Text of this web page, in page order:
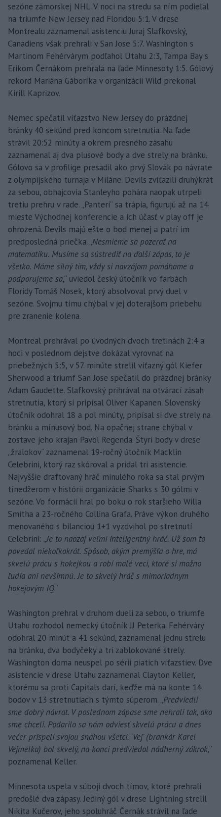
sezóne zámorskej NHL. V noci na stredu sa ním podieľal
na triumfe New Jersey nad Floridou 5:1. V drese
Montrealu zaznamenal asistenciu Juraj Slafkovský,
Canadiens však prehrali v San Jose 5:7. Washington s
Martinom Fehérvárym podľahol Utahu 2:3, Tampa Bay s
Erikom Černákom prehrala na ľade Minnesoty 1:5. Gólový
rekord Mariána Gáboríka v organizácii Wild prekonal
Kirill Kaprizov.
Nemec spečatil víťazstvo New Jersey do prázdnej
bránky 40 sekúnd pred koncom stretnutia. Na ľade
strávil 20:52 minúty a okrem presného zásahu
zaznamenal aj dva plusové body a dve strely na bránku.
Gólovo sa v profilige presadil ako prvý Slovák po návrate
z olympijského turnaja v Miláne. Devils zvíťazili druhýkrát
za sebou, obhajcovia Stanleyho pohára naopak utrpeli
tretiu prehru v rade. „Panteri“ sa trápia, figurujú až na 14.
mieste Východnej konferencie a ich účasť v play off je
ohrozená. Devils majú ešte o bod menej a patrí im
predposledná priečka. „Nesmieme sa pozerať na
matematiku. Musíme sa sústrediť na ďalší zápas, to je
všetko. Máme silný tím, vždy si navzájom pomáhame a
podporujeme sa,“ uviedol český útočník vo farbách
Floridy Tomáš Nosek, ktorý absolvoval prvý duel v
sezóne. Svojmu tímu chýbal v jej doterajšom priebehu
pre zranenie kolena.
Montreal prehrával po úvodných dvoch tretinách 2:4 a
hoci v poslednom dejstve dokázal vyrovnať na
priebežných 5:5, v 57. minúte strelil víťazný gól Kiefer
Sherwood a triumf San Jose spečatil do prázdnej bránky
Adam Gaudette. Slafkovský prihrával na otvárací zásah
stretnutia, ktorý si pripísal Oliver Kapanen. Slovenský
útočník odohral 18 a pol minúty, pripísal si dve strely na
bránku a mínusový bod. Na opačnej strane chýbal v
zostave jeho krajan Pavol Regenda. Štyri body v drese
„žralokov“ zaznamenal 19-ročný útočník Macklin
Celebrini, ktorý raz skóroval a pridal tri asistencie.
Najvyššie draftovaný hráč minulého roka sa stal prvým
tínedžerom v histórii organizácie Sharks s 30 gólmi v
sezóne. Vo formácii hral po boku o rok staršieho Willa
Smitha a 23-ročného Collina Grafa. Práve výkon druhého
menovaného s bilanciou 1+1 vyzdvihol po stretnutí
Celebrini: „Je to naozaj veľmi inteligentný hráč. Už som to
povedal niekoľkokrát. Spôsob, akým premýšľa o hre, má
skvelú prácu s hokejkou a robí malé veci, ktoré si možno
ľudia ani nevšimnú. Je to skvelý hráč s mimoriadnym
hokejovým IQ.“
Washington prehral v druhom dueli za sebou, o triumfe
Utahu rozhodol nemecký útočník JJ Peterka. Fehérváry
odohral 20 minút a 41 sekúnd, zaznamenal jednu strelu
na bránku, dva bodyčeky a tri zablokované strely.
Washington doma neuspel po sérii piatich víťazstiev. Dve
asistencie v drese Utahu zaznamenal Clayton Keller,
ktorému sa proti Capitals darí, keďže má na konte 14
bodov v 13 stretnutiach s týmto súperom. „Predviedli
sme dobrý návrat. V poslednom zápase sme nehrali tak, ako
sme chceli. Podarilo sa nám odviesť skvelú prácu a dnes
večer prispeli svojou snahou všetci. 'Vej' (brankár Karel
Vejmelka) bol skvelý, na konci predviedol nádherný zákrok,“
poznamenal Keller.
Minnesota uspela v súboji dvoch tímov, ktoré prehrali
predošlé dva zápasy. Jediný gól v drese Lightning strelil
Nikita Kučerov, jeho spoluhráč Černák strávil na ľade